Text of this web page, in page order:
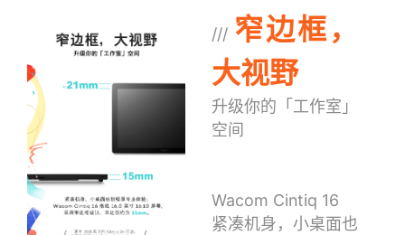
/// 窄边框，
大视野
升级你的「工作室」
空间
Wacom Cintiq 16
紧凑机身，小桌面也